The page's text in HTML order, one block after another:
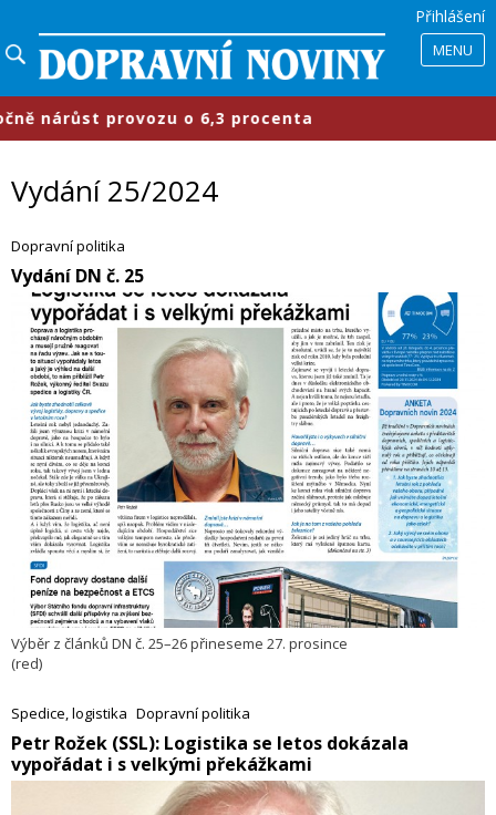
Přihlášení
MENU
o 6,3 procenta
Vydání 25/2024
Dopravní politika
Vydání DN č. 25
Výběr z článků DN č. 25–26 přineseme 27. prosince
(red)
Spedice, logistika Dopravní politika
Petr Rožek (SSL): Logistika se letos dokázala
vypořádat i s velkými překážkami